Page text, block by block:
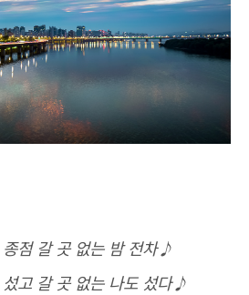
종점 갈 곳 없는 밤 전차♪
고 갈 곳 없는 나도 섰다♪